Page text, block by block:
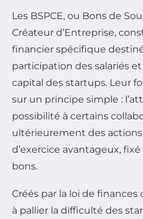
Les BSPCE, ou Bons de
Créateur d’Entreprise,
financier spécifique
participation des salariés
capital des startups. Leur
sur un principe simple :
possibilité à certains
ultérieurement des
d’exercice avantageux,
bons.
Créés par la loi de finances
à pallier la difficulté des